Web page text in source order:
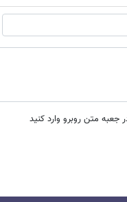
جعبه متن روبرو وارد کنید